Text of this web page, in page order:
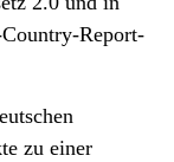
Report-
zu einer